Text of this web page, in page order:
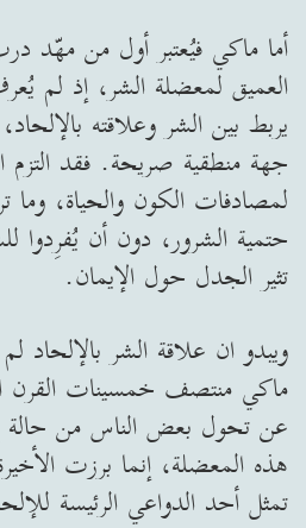
أما ماكي فيُعتبر أول من مهّد
العميق لمعضلة الشر، إذ لم
يربط بين الشر وعلاقته
جهة منطقية صريحة. فقد التزم
لمصادفات الكون والحياة،
حتمية الشرور، دون أن يُفرِدوا
تثير الجدل حول الإيمان.
ويبدو ان علاقة الشر بالإلحاد
ماكي منتصف خمسينات
عن تحول بعض الناس من
هذه المعضلة، إنما برزت
تمثل أحد الدواعي الرئيسة